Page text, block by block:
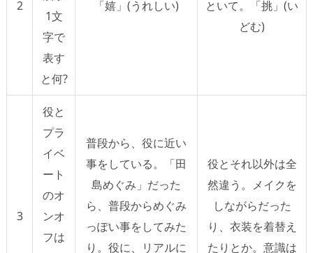
2
1文
字で
表す
と何?
「嬉」(うれしい)
といて。「挑」(い
どむ)
3
役と
プラ
イベ
ート
のオ
ンオ
フは
普段から、役に近い
事をしている。「田
島めぐみ」だった
ら、普段からめぐみ
っぽい事をしてみた
り。役に、リアルに
役とそれ以外は全
然違う。メイクを
しながらだった
り、衣装を着替え
たりとか。意識は